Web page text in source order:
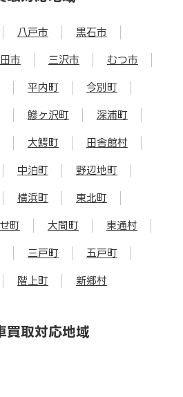
八戸市 黒石市
市 三沢市 むつ市
平内町 今別町
鰺ヶ沢町 深浦町
大鰐町 田舎館村
中泊町 野辺地町
横浜町 東北町
町 大間町 東通村
三戸町 五戸町
階上町 新郷村
買取対応地域